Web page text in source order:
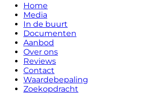
Home
Media
In de buurt
Documenten
Aanbod
Over ons
Reviews
Contact
Waardebepaling
Zoekopdracht